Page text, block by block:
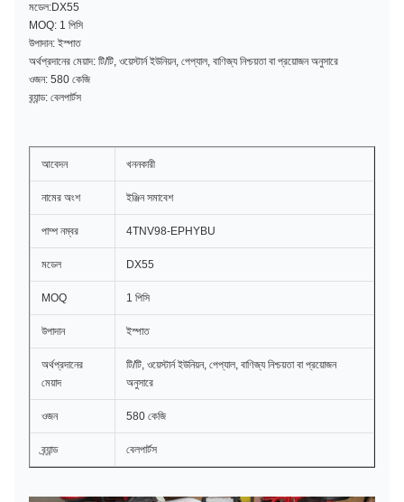
মডেল:DX55
MOQ: 1 পিসি
উপাদান: ইস্পাত
অর্থপ্রদানের মেয়াদ: টি/টি, ওয়েস্টার্ন ইউনিয়ন, পেপ্যাল, বাণিজ্য নিশ্চয়তা বা প্রয়োজন অনুসারে
ওজন: 580 কেজি
ব্র্যান্ড: বেলপার্টস
আবেদন খননকারী
নামের অংশ ইঞ্জিন সমাবেশ
পাম্প নম্বর 4TNV98-EPHYBU
মডেল DX55
MOQ 1 পিসি
উপাদান ইস্পাত
অর্থপ্রদানের
মেয়াদ
টি/টি, ওয়েস্টার্ন ইউনিয়ন, পেপ্যাল, বাণিজ্য নিশ্চয়তা বা প্রয়োজন
অনুসারে
ওজন 580 কেজি
ব্র্যান্ড বেলপার্টস